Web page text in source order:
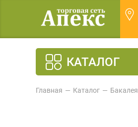
КАТАЛОГ
Главная Каталог Бакалея